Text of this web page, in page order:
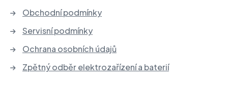
Obchodní podmínky
Servisní podmínky
Ochrana osobních údajů
Zpětný odběr elektrozařízení a baterií